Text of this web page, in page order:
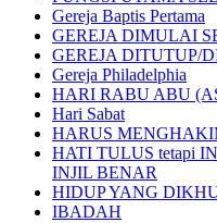
Gereja Baptis Pertama
GEREJA DIMULAI
GEREJA DITUTUP/
Gereja Philadelphia
HARI RABU ABU
Hari Sabat
HARUS
HATI TULUS tetapi
INJIL BENAR
HIDUP YANG
IBADAH